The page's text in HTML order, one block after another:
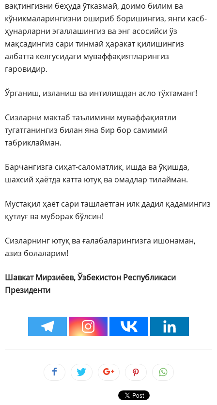
вақтингизни беҳуда ўтказмай, доимо билим ва
кўникмаларингизни ошириб боришингиз, янги касб-
ҳунарларни эгаллашингиз ва энг асосийси ўз
мақсадингиз сари тинмай ҳаракат қилишингиз
албатта келгусидаги муваффақиятларингиз
гаровидир.
Ўрганиш, изланиш ва интилишдан асло тўхтаманг!
Сизларни мактаб таълимини муваффақиятли
тугатганингиз билан яна бир бор самимий
табриклайман.
Барчангизга сиҳат-саломатлик, ишда ва ўқишда,
шахсий ҳаётда катта ютуқ ва омадлар тилайман.
Мустақил ҳаёт сари ташлаётган илк дадил қадамингиз
қутлуғ ва муборак бўлсин!
Сизларнинг ютуқ ва ғалабаларингизга ишонаман,
азиз болаларим!
Шавкат Мирзиёев,Ўзбекистон Республикаси
Президенти